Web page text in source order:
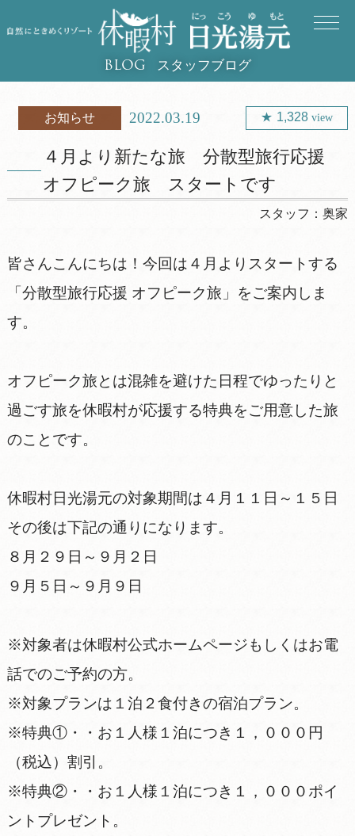
BLOG スタッフブログ
お知らせ 2022.03.19 1,328view
４月より新たな旅 分散型旅行応援
オフピーク旅 スタートです
スタッフ：奥家
皆さんこんにちは！今回は４月よりスタートする
「分散型旅行応援 オフピーク旅」をご案内しま
す。
オフピーク旅とは混雑を避けた日程でゆったりと
過ごす旅を休暇村が応援する特典をご用意した旅
のことです。
休暇村日光湯元の対象期間は４月１１日～１５日
その後は下記の通りになります。
８月２９日～９月２日
９月５日～９月９日
※対象者は休暇村公式ホームページもしくはお電
話でのご予約の方。
※対象プランは１泊２食付きの宿泊プラン。
※特典①・・お１人様１泊につき１，０００円
（税込）割引。
※特典②・・お１人様１泊につき１，０００ポイ
ントプレゼント。